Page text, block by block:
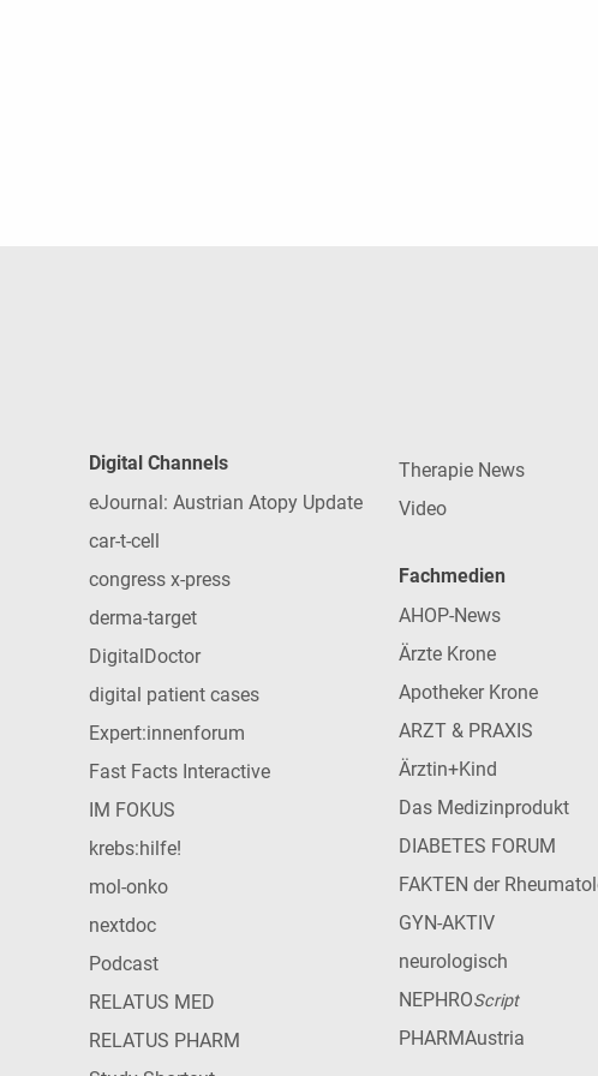
Digital Channels
eJournal: Austrian Atopy Update
car-t-cell
congress x-press
derma-target
DigitalDoctor
digital patient cases
Expert:innenforum
Fast Facts Interactive
IM FOKUS
krebs:hilfe!
mol-onko
nextdoc
Podcast
RELATUS MED
RELATUS PHARM
Therapie News
Video
Fachmedien
AHOP-News
Ärzte Krone
Apotheker Krone
ARZT & PRAXIS
Ärztin+Kind
Das Medizinprodukt
DIABETES FORUM
FAKTEN der
GYN-AKTIV
neurologisch
NEPHROScript
PHARMAustria